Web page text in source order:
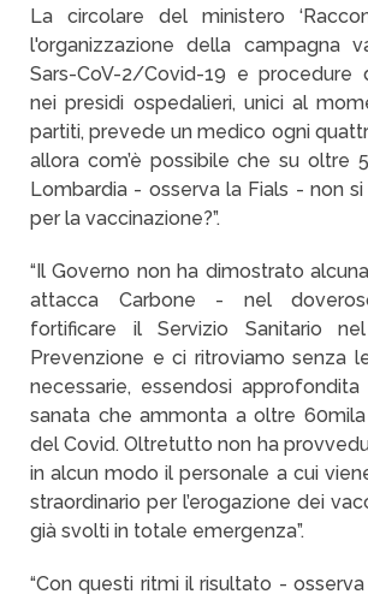
La circolare del ministero
l'organizzazione della campagna
Sars-CoV-2/Covid-19 e procedure
nei presidi ospedalieri, unici al
partiti, prevede un medico ogni
allora com’è possibile che su oltre
Lombardia - osserva la Fials - non
per la vaccinazione?”.
“Il Governo non ha dimostrato
attacca Carbone - nel
fortificare il Servizio Sanitario
Prevenzione e ci ritroviamo senza
necessarie, essendosi
sanata che ammonta a oltre
del Covid. Oltretutto non ha
in alcun modo il personale a cui
straordinario per l’erogazione dei
già svolti in totale emergenza”.
“Con questi ritmi il risultato -